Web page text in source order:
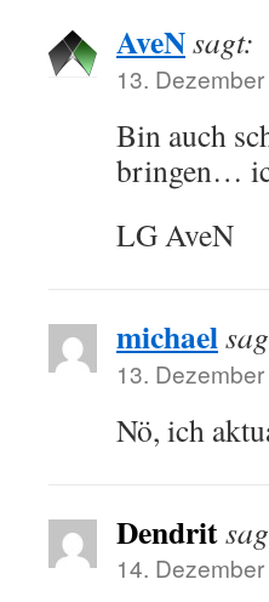
AveNsagt:
13.
Bin auch
bringen…
LG AveN
michael
13.
Nö, ich
Dendrit
14.